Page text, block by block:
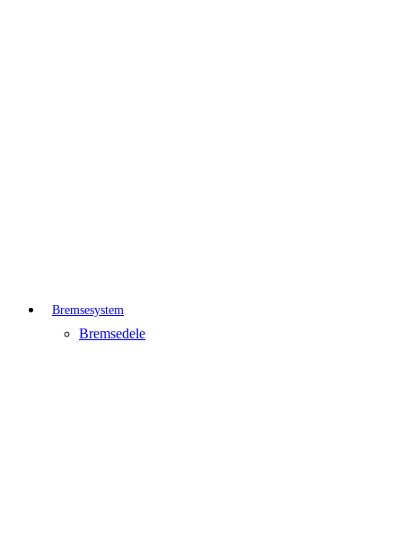
Bremsesystem
Bremsedele